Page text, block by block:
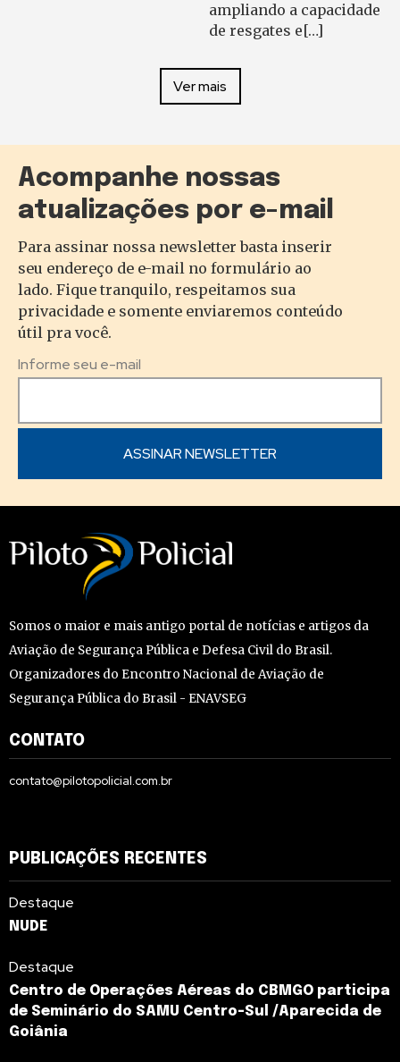
ampliando a capacidade
de resgates e[…]
Ver mais
Acompanhe nossas
atualizações por e-mail
Para assinar nossa newsletter basta inserir
seu endereço de e-mail no formulário ao
lado. Fique tranquilo, respeitamos sua
privacidade e somente enviaremos conteúdo
útil pra você.
Informe seu e-mail
Somos o maior e mais antigo portal de notícias e artigos da
Aviação de Segurança Pública e Defesa Civil do Brasil.
Organizadores do Encontro Nacional de Aviação de
Segurança Pública do Brasil - ENAVSEG
CONTATO
contato@pilotopolicial.com.br
PUBLICAÇÕES RECENTES
Destaque
NUDE
Destaque
Centro de Operações Aéreas do CBMGO participa
de Seminário do SAMU Centro-Sul /Aparecida de
Goiânia